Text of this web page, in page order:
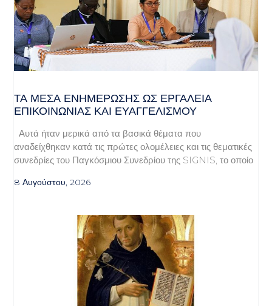
ΤΑ ΜΈΣΑ ΕΝΗΜΈΡΩΣΗΣ ΩΣ ΕΡΓΑΛΕΊΑ
ΕΠΙΚΟΙΝΩΝΊΑΣ ΚΑΙ ΕΥΑΓΓΕΛΙΣΜΟΎ
Αυτά ήταν μερικά από τα βασικά θέματα που
αναδείχθηκαν κατά τις πρώτες ολομέλειες και τις θεματικές
συνεδρίες του Παγκόσμιου Συνεδρίου της SIGNIS, το οποίο
8 Αυγούστου, 2026